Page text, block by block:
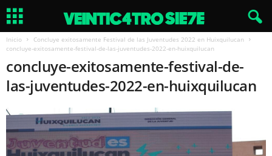
Inicio
Concluye exitosamente Festival de las Juventudes 2022 en Huixquilucan
concluye-exitosamente-festival-de-las-juventudes-2022-en-huixquilucan
concluye-exitosamente-festival-de-
las-juventudes-2022-en-huixquilucan